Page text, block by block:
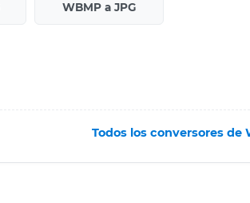
WBMP a JPG
Todos los conversores de